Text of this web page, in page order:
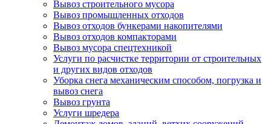
Вывоз строительного мусора
Вывоз промышленных отходов
Вывоз отходов бункерами накопителями
Вывоз отходов компакторами
Вывоз мусора спецтехникой
Услуги по расчистке территории от строительных
и других видов отходов
Уборка снега механическим способом, погрузка и
вывоз снега
Вывоз грунта
Услуги шредера